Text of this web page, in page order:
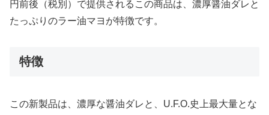
円前後（税別）で提供されるこの商品は、濃厚醤油ダレと
たっぷりのラー油マヨが特徴です。
特徴
この新製品は、濃厚な醤油ダレと、U.F.O.史上最大量とな